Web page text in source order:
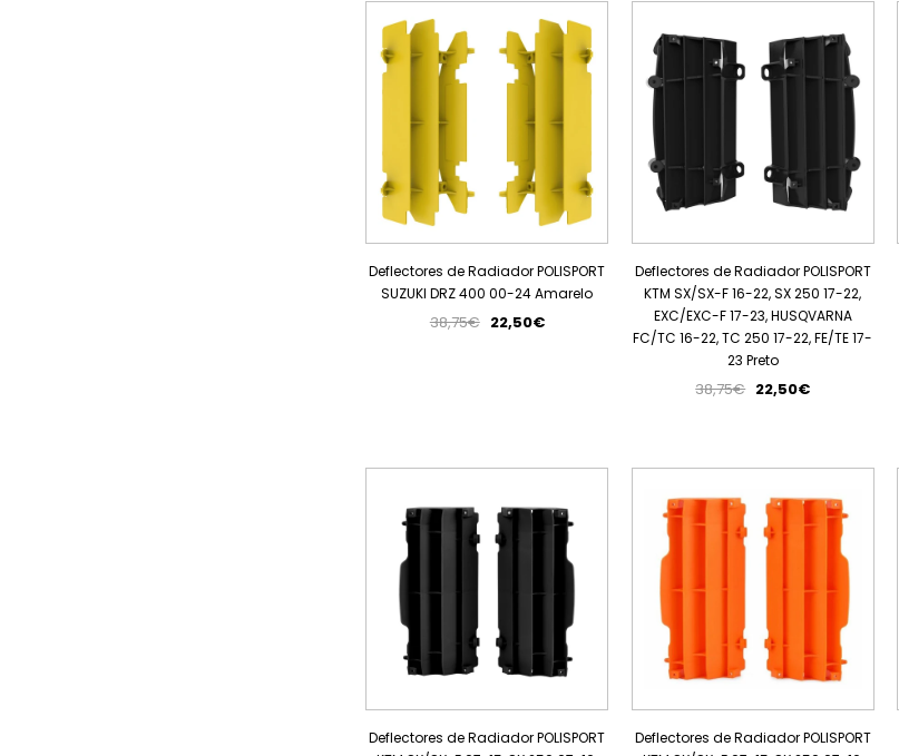
Deflectores de Radiador POLISPORT
SUZUKI DRZ 400 00-24 Amarelo
38,75€ 22,50€
Deflectores de Radiador POLISPORT
KTM SX/SX-F 16-22, SX 250 17-22,
EXC/EXC-F 17-23, HUSQVARNA
FC/TC 16-22, TC 250 17-22, FE/TE 17-
23 Preto
38,75€ 22,50€
Deflectores de Radiador POLISPORT
Deflectores de Radiador POLISPORT